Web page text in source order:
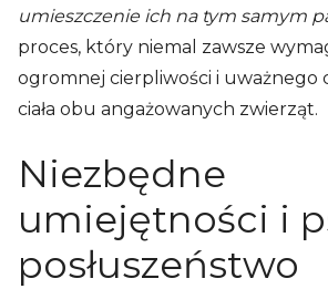
umieszczenie ich na tym samym
proces, który niemal zawsze
ogromnej cierpliwości i uważnego
ciała obu angażowanych zwierząt.
Niezbędne
umiejętności i
posłuszeństwo